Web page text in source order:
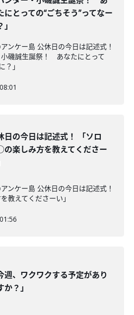
にとっての“ごちそう”ってなー
ンケー島 公休日の今日は記述式！
小磯誠生誕祭！ あなたにとって
？」
日の今日は記述式！ 「ソロ
楽しみ方を教えてくださー
ンケー島 公休日の今日は記述式！
教えてくださーい」
週、ワクワクする予定があり
か？」